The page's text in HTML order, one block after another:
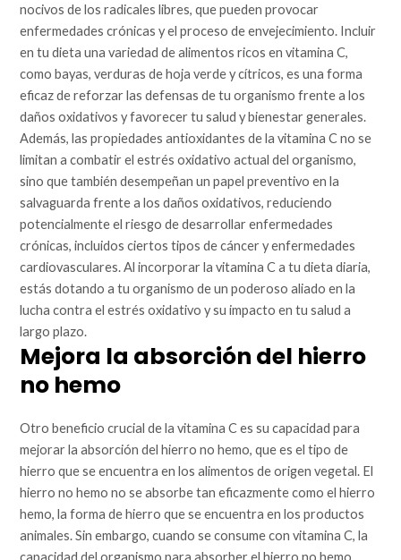
nocivos de los radicales libres, que pueden provocar
enfermedades crónicas y el proceso de envejecimiento. Incluir
en tu dieta una variedad de alimentos ricos en vitamina C,
como bayas, verduras de hoja verde y cítricos, es una forma
eficaz de reforzar las defensas de tu organismo frente a los
daños oxidativos y favorecer tu salud y bienestar generales.
Además, las propiedades antioxidantes de la vitamina C no se
limitan a combatir el estrés oxidativo actual del organismo,
sino que también desempeñan un papel preventivo en la
salvaguarda frente a los daños oxidativos, reduciendo
potencialmente el riesgo de desarrollar enfermedades
crónicas, incluidos ciertos tipos de cáncer y enfermedades
cardiovasculares. Al incorporar la vitamina C a tu dieta diaria,
estás dotando a tu organismo de un poderoso aliado en la
lucha contra el estrés oxidativo y su impacto en tu salud a
largo plazo.
Mejora la absorción del hierro
no hemo
Otro beneficio crucial de la vitamina C es su capacidad para
mejorar la absorción del hierro no hemo, que es el tipo de
hierro que se encuentra en los alimentos de origen vegetal. El
hierro no hemo no se absorbe tan eficazmente como el hierro
hemo, la forma de hierro que se encuentra en los productos
animales. Sin embargo, cuando se consume con vitamina C, la